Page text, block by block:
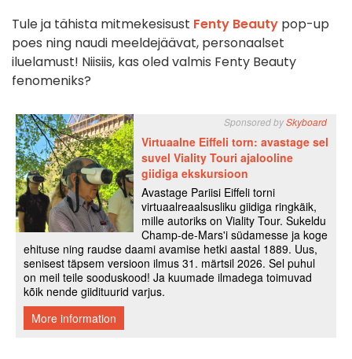
Tule ja tähista mitmekesisust Fenty Beauty pop-up
poes ning naudi meeldejäävat, personaalset
iluelamust! Niisiis, kas oled valmis Fenty Beauty
fenomeniks?